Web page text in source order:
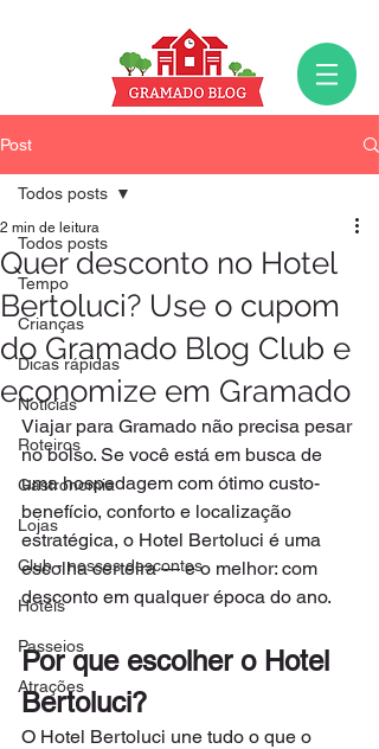
Post
Todos posts
Tempo
Crianças
Dicas rápidas
Notícias
Roteiros
Gastronomia
Lojas
Club - nossos descontos
Hotéis
Passeios
Atrações
Todos posts
Quer desconto no Hotel
Bertoluci? Use o cupom
do Gramado Blog Club e
economize em Gramado
2 min de leitura
Viajar para Gramado não precisa pesar
no bolso. Se você está em busca de
uma hospedagem com ótimo custo-
benefício, conforto e localização
estratégica, o Hotel Bertoluci é uma
escolha certeira — e o melhor: com
desconto em qualquer época do ano.
Por que escolher o Hotel
Bertoluci?
O Hotel Bertoluci une tudo o que o